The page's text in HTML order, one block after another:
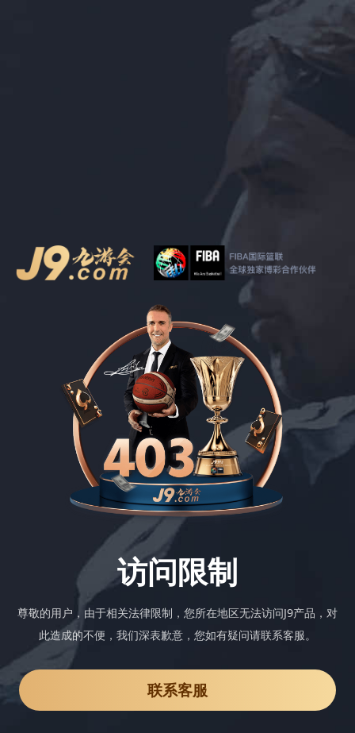
访问限制
尊敬的用户，由于相关法律限制，您所在地区无法访问J9产品，对
此造成的不便，我们深表歉意，您如有疑问请联系客服。
联系客服